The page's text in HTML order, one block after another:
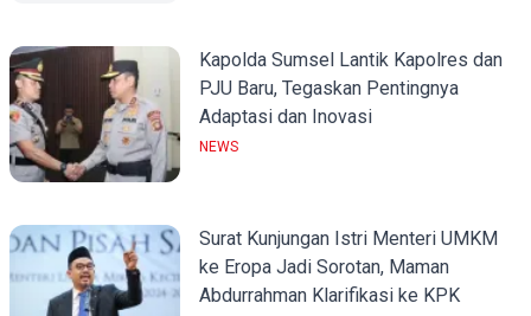
Kapolda Sumsel Lantik Kapolres dan
PJU Baru, Tegaskan Pentingnya
Adaptasi dan Inovasi
NEWS
Surat Kunjungan Istri Menteri UMKM
ke Eropa Jadi Sorotan, Maman
Abdurrahman Klarifikasi ke KPK